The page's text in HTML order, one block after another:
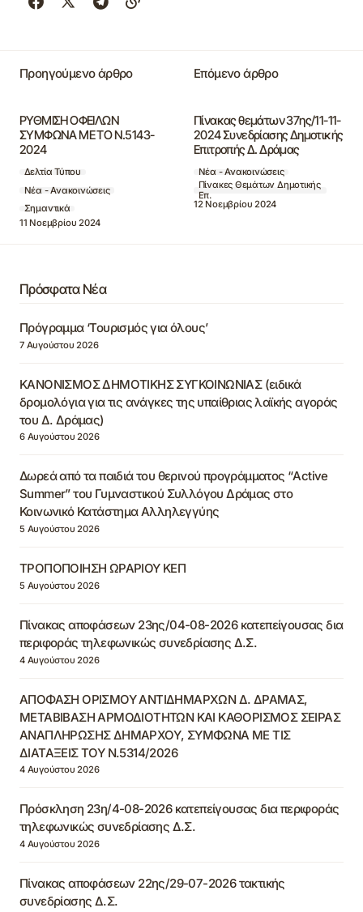
Προηγούμενο άρθρο
ΡΥΘΜΙΣΗ ΟΦΕΙΛΩΝ
ΣΥΜΦΩΝΑ ΜΕ ΤΟ Ν.5143-
2024
Δελτία Τύπου
Νέα - Ανακοινώσεις
Σημαντικά
11 Νοεμβρίου 2024
Επόμενο άρθρο
Πίνακας θεμάτων 37ης/11-11-
2024 Συνεδρίασης Δημοτικής
Επιτροπής Δ. Δράμας
Νέα - Ανακοινώσεις
Πίνακες Θεμάτων Δημοτικής
Επ.
12 Νοεμβρίου 2024
Πρόσφατα Νέα
Πρόγραμμα ‘Τουρισμός για όλους’
7 Αυγούστου 2026
ΚΑΝΟΝΙΣΜΟΣ ΔΗΜΟΤΙΚΗΣ ΣΥΓΚΟΙΝΩΝΙΑΣ (ειδικά
δρομολόγια για τις ανάγκες της υπαίθριας λαϊκής αγοράς
του Δ. Δράμας)
6 Αυγούστου 2026
Δωρεά από τα παιδιά του θερινού προγράμματος “Active
Summer” του Γυμναστικού Συλλόγου Δράμας στο
Κοινωνικό Κατάστημα Αλληλεγγύης
5 Αυγούστου 2026
ΤΡΟΠΟΠΟΙΗΣΗ ΩΡΑΡΙΟΥ ΚΕΠ
5 Αυγούστου 2026
Πίνακας αποφάσεων 23ης/04-08-2026 κατεπείγουσας δια
περιφοράς τηλεφωνικώς συνεδρίασης Δ.Σ.
4 Αυγούστου 2026
ΑΠΟΦΑΣΗ ΟΡΙΣΜΟΥ ΑΝΤΙΔΗΜΑΡΧΩΝ Δ. ΔΡΑΜΑΣ,
ΜΕΤΑΒΙΒΑΣΗ ΑΡΜΟΔΙΟΤΗΤΩΝ ΚΑΙ ΚΑΘΟΡΙΣΜΟΣ ΣΕΙΡΑΣ
ΑΝΑΠΛΗΡΩΣΗΣ ΔΗΜΑΡΧΟΥ, ΣΥΜΦΩΝΑ ΜΕ ΤΙΣ
ΔΙΑΤΑΞΕΙΣ ΤΟΥ Ν.5314/2026
4 Αυγούστου 2026
Πρόσκληση 23η/4-08-2026 κατεπείγουσας δια περιφοράς
τηλεφωνικώς συνεδρίασης Δ.Σ.
4 Αυγούστου 2026
Πίνακας αποφάσεων 22ης/29-07-2026 τακτικής
συνεδρίασης Δ.Σ.